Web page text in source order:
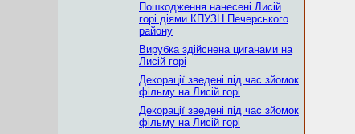
Пошкодження нанесені Лисій
горі діями КПУЗН Печерського
району
Вирубка здійснена циганами на
Лисій горі
Декорації зведені під час зйомок
фільму на Лисій горі
Декорації зведені під час зйомок
фільму на Лисій горі